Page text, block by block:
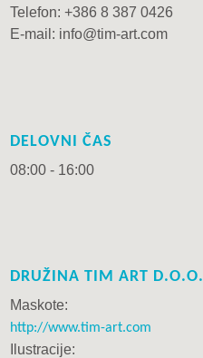
Telefon: +386 8 387 0426
E-mail: info@tim-art.com
DELOVNI ČAS
08:00 - 16:00
DRUŽINA TIM ART D.O.O.
Maskote:
http://www.tim-art.com
Ilustracije: